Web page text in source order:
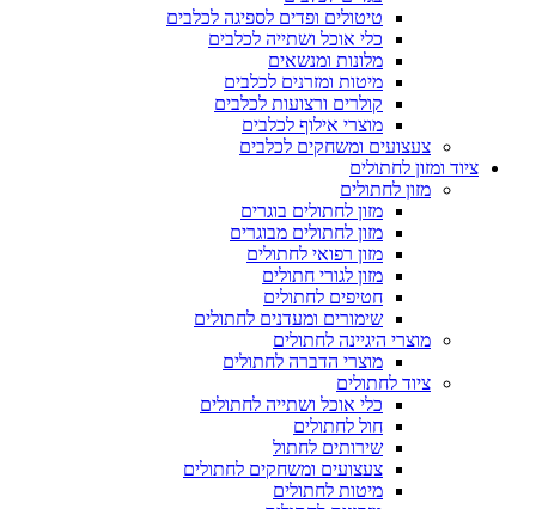
טיטולים ופדים לספיגה לכלבים
כלי אוכל ושתייה לכלבים
מלונות ומנשאים
מיטות ומזרנים לכלבים
קולרים ורצועות לכלבים
מוצרי אילוף לכלבים
צעצועים ומשחקים לכלבים
ציוד ומזון לחתולים
מזון לחתולים
מזון לחתולים בוגרים
מזון לחתולים מבוגרים
מזון רפואי לחתולים
מזון לגורי חתולים
חטיפים לחתולים
שימורים ומעדנים לחתולים
מוצרי היגיינה לחתולים
מוצרי הדברה לחתולים
ציוד לחתולים
כלי אוכל ושתייה לחתולים
חול לחתולים
שירותים לחתול
צעצועים ומשחקים לחתולים
מיטות לחתולים